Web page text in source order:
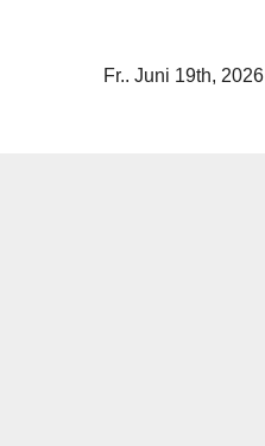
Fr.. Juni 19th, 2026